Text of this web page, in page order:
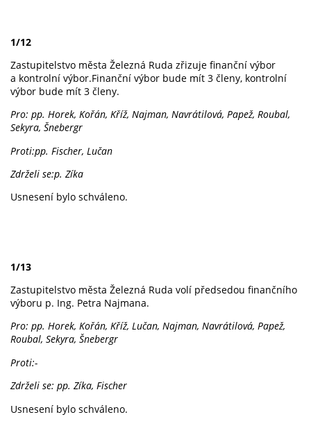
1/12
Zastupitelstvo města Železná Ruda zřizuje finanční výbor
a kontrolní výbor.Finanční výbor bude mít 3 členy, kontrolní
výbor bude mít 3 členy.
Pro: pp. Horek, Kořán, Kříž, Najman, Navrátilová, Papež, Roubal,
Sekyra, Šnebergr
Proti:pp. Fischer, Lučan
Zdrželi se:p. Zíka
Usnesení bylo schváleno.
1/13
Zastupitelstvo města Železná Ruda volí předsedou finančního
výboru p. Ing. Petra Najmana.
Pro: pp. Horek, Kořán, Kříž, Lučan, Najman, Navrátilová, Papež,
Roubal, Sekyra, Šnebergr
Proti:-
Zdrželi se: pp. Zíka, Fischer
Usnesení bylo schváleno.